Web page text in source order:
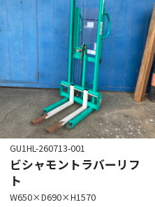
GU1HL-260713-001
ビシャモントラバーリフ
ト
W650×D690×H1570